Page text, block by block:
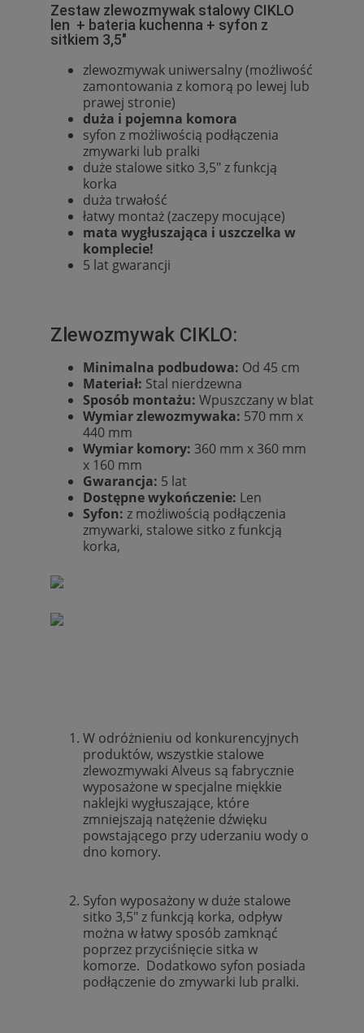
Zestaw zlewozmywak stalowy CIKLO
len + bateria kuchenna + syfon z
sitkiem 3,5"
zlewozmywak uniwersalny (możliwość
zamontowania z komorą po lewej lub
prawej stronie)
duża i pojemna komora
syfon z możliwością podłączenia
zmywarki lub pralki
duże stalowe sitko 3,5" z funkcją
korka
duża trwałość
łatwy montaż (zaczepy mocujące)
mata wygłuszająca i uszczelka w
komplecie!
5 lat gwarancji
Zlewozmywak CIKLO:
Minimalna podbudowa: Od 45 cm
Materiał: Stal nierdzewna
Sposób montażu: Wpuszczany w blat
Wymiar zlewozmywaka: 570 mm x
440 mm
Wymiar komory: 360 mm x 360 mm
x 160 mm
Gwarancja: 5 lat
Dostępne wykończenie: Len
Syfon: z możliwością podłączenia
zmywarki, stalowe sitko z funkcją
korka,
W odróżnieniu od konkurencyjnych
produktów, wszystkie stalowe
zlewozmywaki Alveus są fabrycznie
wyposażone w specjalne miękkie
naklejki wygłuszające, które
zmniejszają natężenie dźwięku
powstającego przy uderzaniu wody o
dno komory.
Syfon wyposażony w duże stalowe
sitko 3,5" z funkcją korka, odpływ
można w łatwy sposób zamknąć
poprzez przyciśnięcie sitka w
komorze. Dodatkowo syfon posiada
podłączenie do zmywarki lub pralki.